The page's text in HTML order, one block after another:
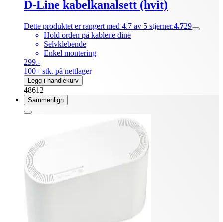
D-Line kabelkanalsett (hvit)
Dette produktet er rangert med 4.7 av 5 stjerner.4.729
Hold orden på kablene dine
Selvklebende
Enkel montering
299.-
100+ stk. på nettlager
Legg i handlekurv
48612
Sammenlign